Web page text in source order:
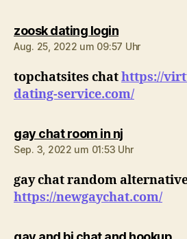
zoosk dating loginsagt:
Aug. 25, 2022 um 09:57 Uhr
topchatsites chathttps://
dating-service.com/
gay chat room in njsagt:
Sep. 3, 2022 um 01:53 Uhr
gay chat random
https://newgaychat.com/